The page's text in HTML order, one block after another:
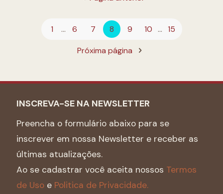
1 ... 6 7 8 9 10 ... 15
Próxima página
INSCREVA-SE NA NEWSLETTER
Preencha o formulário abaixo para se
inscrever em nossa Newsletter e receber as
últimas atualizações.
Ao se cadastrar você aceita nossos Termos
de Uso e Politica de Privacidade.